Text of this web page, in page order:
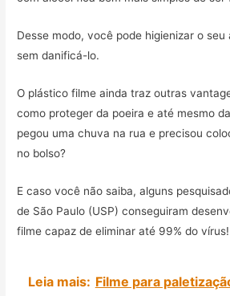
Desse modo, você pode higienizar o
sem danificá-lo.
O plástico filme ainda traz outras
como proteger da poeira e até mesmo
pegou uma chuva na rua e precisou
no bolso?
E caso você não saiba, alguns
de São Paulo (USP) conseguiram
filme capaz de eliminar até 99% do vírus!
Leia mais: Filme para